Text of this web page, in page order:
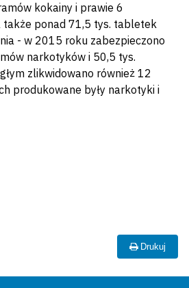
kokainy i prawie 6
także ponad 71,5 tys. tabletek
- w 2015 roku zabezpieczono
narkotyków i 50,5 tys.
zlikwidowano również 12
produkowane były narkotyki i
Drukuj